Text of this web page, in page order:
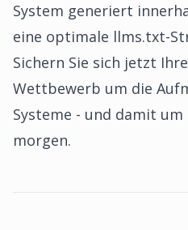
System generiert
eine optimale llms.txt-
Sichern Sie sich jetzt
Wettbewerb um die
Systeme - und damit um
morgen.